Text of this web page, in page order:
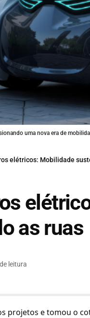
uma nova era de
elétricos: Mobilidade
as ruas
leitura
projetos e tomou o